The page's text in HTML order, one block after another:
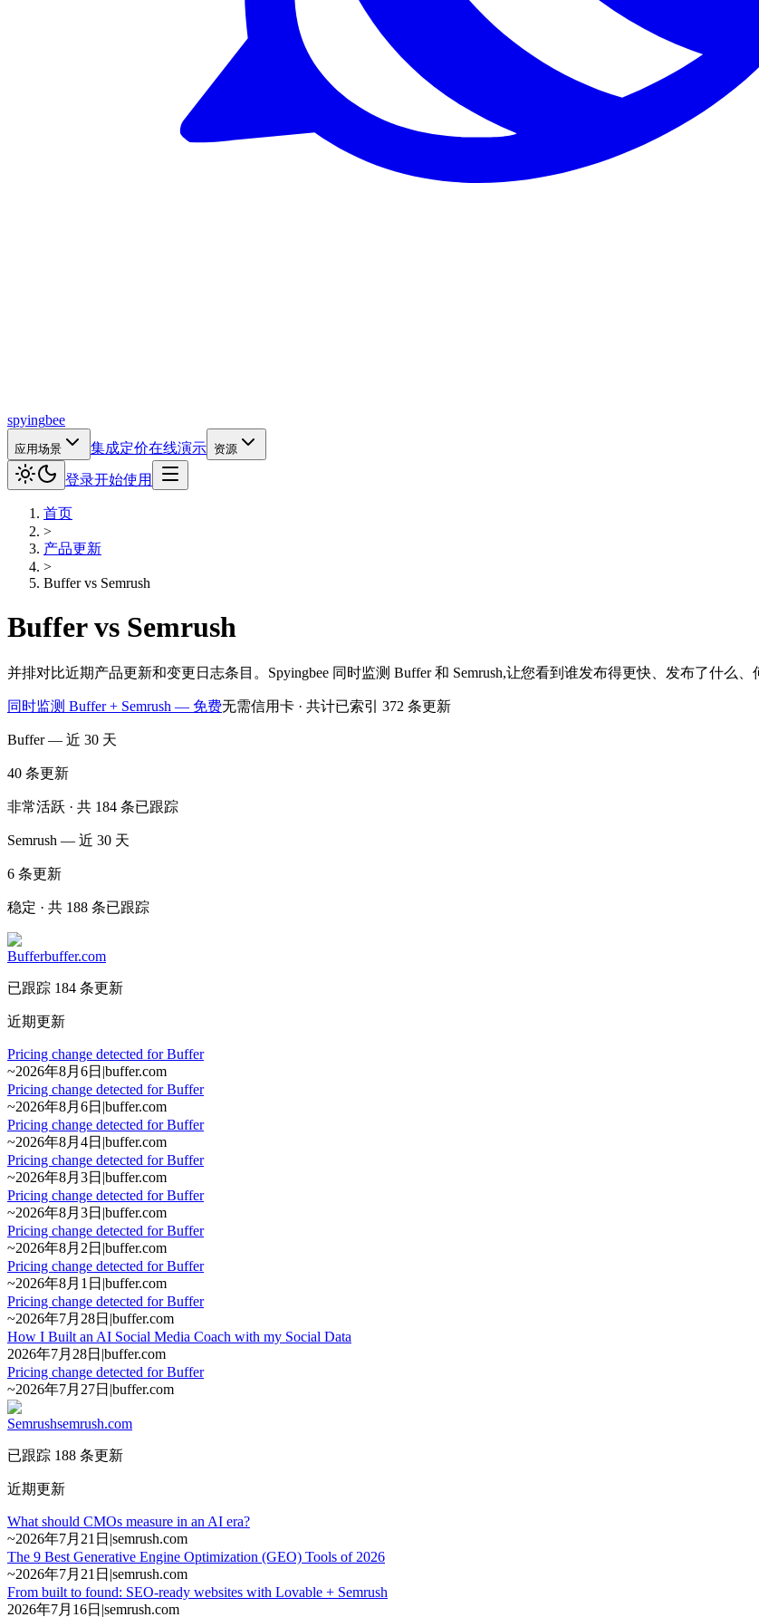
spyingbee
应用场景 集成定价在线演示 资源
登录开始使用
首页
>
产品更新
>
Buffervs Semrush
Buffervs Semrush
并排对比近期产品更新和变更日志条目。Spyingbee 同时监测 Buffer 和 Semrush,让您看到谁发布得更快、发布了什么
同时监测 Buffer + Semrush — 免费无需信用卡 · 共计已索引 372 条更新
Buffer — 近 30 天
40 条更新
非常活跃 · 共 184 条已跟踪
Semrush — 近 30 天
6 条更新
稳定 · 共 188 条已跟踪
Bufferbuffer.com
已跟踪 184 条更新
近期更新
Pricing change detected for Buffer
~2026年8月6日 |buffer.com
Pricing change detected for Buffer
~2026年8月6日 |buffer.com
Pricing change detected for Buffer
~2026年8月4日 |buffer.com
Pricing change detected for Buffer
~2026年8月3日 |buffer.com
Pricing change detected for Buffer
~2026年8月3日 |buffer.com
Pricing change detected for Buffer
~2026年8月2日 |buffer.com
Pricing change detected for Buffer
~2026年8月1日 |buffer.com
Pricing change detected for Buffer
~2026年7月28日 |buffer.com
How I Built an AI Social Media Coach with my Social Data
2026年7月28日 |buffer.com
Pricing change detected for Buffer
~2026年7月27日 |buffer.com
Semrushsemrush.com
已跟踪 188 条更新
近期更新
What should CMOs measure in an AI era?
~2026年7月21日 |semrush.com
The 9 Best Generative Engine Optimization (GEO) Tools of 2026
~2026年7月21日 |semrush.com
From built to found: SEO-ready websites with Lovable + Semrush
2026年7月16日 |semrush.com